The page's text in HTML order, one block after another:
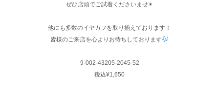
ぜひ店頭でご試着くださいませ✴︎
他にも多数のイヤカフを取り揃えております！
皆様のご来店を心よりお待ちしております
9-002-43205-2045-52
税込¥1,650